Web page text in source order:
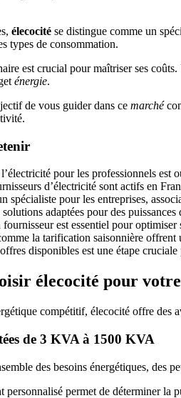
élecocité se distingue comme un
types de consommation.
est crucial pour maîtriser ses
énergie.
de vous guider dans ce marché
pour les professionnels est
d’électricité sont actifs en
spécialiste pour les entreprises,
adaptées pour des
est essentiel pour optimiser
la tarification saisonnière
disponibles est une étape
élecocité pour
compétitif, élecocité offre des
de 3 KVA à 1500 KVA
des besoins énergétiques, des
personnalisé permet de déterminer la